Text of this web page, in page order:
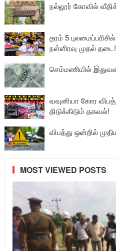
நல்லூர் கோவில்
தரம் 5
நள்ளிரவு முதல் தடை!
செம்மணியில்
வவுனியா கோர
திடுக்கிடும் தகவல்!
விபத்து ஒன்றில்
MOST VIEWED POSTS